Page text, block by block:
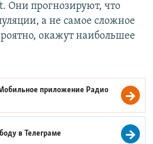
Они прогнозируют, что
а не самое сложное
окажут наибольшее
приложение Радио
вТелеграме